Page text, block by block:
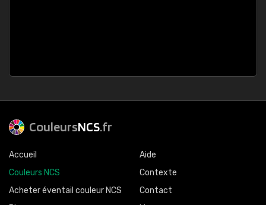
CouleursNCS.fr
Accueil
Couleurs NCS
Acheter éventail couleur NCS
Aide
Contexte
Contact